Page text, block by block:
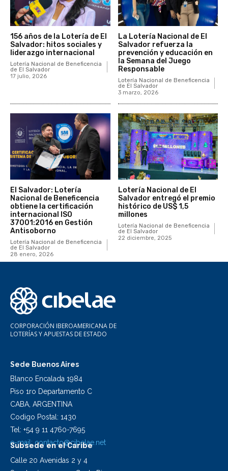
156 años de la Lotería de El
Salvador: hitos sociales y
liderazgo internacional
Lotería Nacional de Beneficencia
de El Salvador
17 julio, 2026
La Lotería Nacional de El
Salvador refuerza la
prevención y educación en
la Semana del Juego
Responsable
Lotería Nacional de Beneficencia
de El Salvador
3 marzo, 2026
El Salvador: Lotería
Nacional de Beneficencia
obtiene la certificación
internacional ISO
37001:2016 en Gestión
Antisoborno
Lotería Nacional de Beneficencia
de El Salvador
28 enero, 2026
Lotería Nacional de El
Salvador entregó el premio
histórico de US$ 1,5
millones
Lotería Nacional de Beneficencia
de El Salvador
22 diciembre, 2025
CORPORACIÓN IBEROAMERICANA DE
LOTERÍAS Y APUESTAS DE ESTADO
Sede Buenos Aires
Blanco Encalada 1984
Piso 1ro Departamento C
CABA, ARGENTINA
Codigo Postal: 1430
Tel: +54 9 11 4760-7695
e-mail: contacto@cibelae.net
Subsede en el Caribe
Calle 20 Avenidas 2 y 4